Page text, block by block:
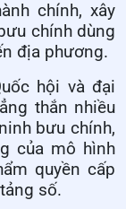
chính, xây
chính dùng
địa phương.
hội và đại
thắn nhiều
bưu chính,
của mô hình
quyền cấp
số.